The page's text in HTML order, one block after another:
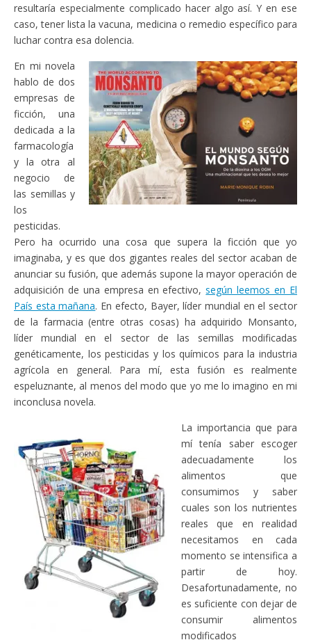
resultaría especialmente complicado hacer algo así. Y en ese
caso, tener lista la vacuna, medicina o remedio específico para
luchar contra esa dolencia.
En mi novela
hablo de dos
empresas de
ficción, una
dedicada a la
farmacología
y la otra al
negocio de
las semillas y
los
pesticidas.
Pero ha ocurrido una cosa que supera la ficción que yo
imaginaba, y es que dos gigantes reales del sector acaban de
anunciar su fusión, que además supone la mayor operación de
adquisición de una empresa en efectivo,según leemos en El
País esta mañana. En efecto, Bayer, líder mundial en el sector
de la farmacia (entre otras cosas) ha adquirido Monsanto,
líder mundial en el sector de las semillas modificadas
genéticamente, los pesticidas y los químicos para la industria
agrícola en general. Para mí, esta fusión es realmente
espeluznante, al menos del modo que yo me lo imagino en mi
inconclusa novela.
La importancia que para
mí tenía saber escoger
adecuadamente los
alimentos que
consumimos y saber
cuales son los nutrientes
reales que en realidad
necesitamos en cada
momento se intensifica a
partir de hoy.
Desafortunadamente, no
es suficiente con dejar de
consumir alimentos
modificados